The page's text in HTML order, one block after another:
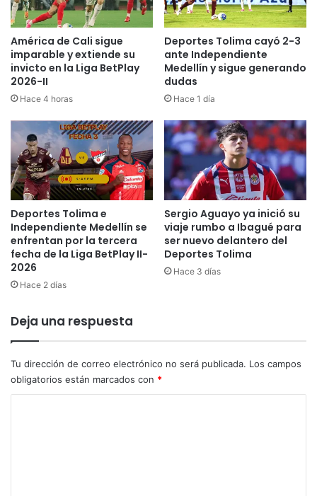
t
e
e
s
t
i
o
e
n
l
a
c
a
r
r
e
t
r
s
d
e
b
a
g
u
é
p
e
m
i
t
i
r
á
n
a
f
o
r
o
e
1
0
0
%
América de Cali sigue
imparable y extiende su
invicto en la Liga BetPlay
2026-II
Hace 4 horas
Deportes Tolima cayó 2-3
ante Independiente
Medellín y sigue generando
dudas
Hace 1 día
Deportes Tolima e
Independiente Medellín se
enfrentan por la tercera
fecha de la Liga BetPlay II-
2026
Hace 2 días
Sergio Aguayo ya inició su
viaje rumbo a Ibagué para
ser nuevo delantero del
Deportes Tolima
Hace 3 días
Deja una respuesta
Tu dirección de correo electrónico no será publicada. Los campos
obligatorios están marcados con *